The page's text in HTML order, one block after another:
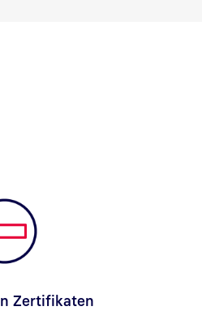
Zertifikaten